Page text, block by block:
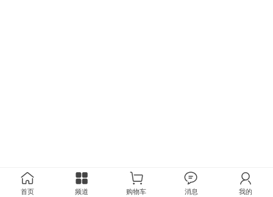
首页 频道 购物车 消息 我的